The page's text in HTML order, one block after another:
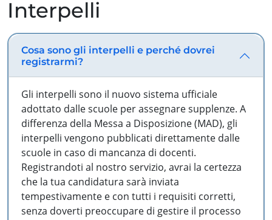
Interpelli
Cosa sono gli interpelli e perché dovrei
registrarmi?
Gli interpelli sono il nuovo sistema ufficiale
adottato dalle scuole per assegnare supplenze. A
differenza della Messa a Disposizione (MAD), gli
interpelli vengono pubblicati direttamente dalle
scuole in caso di mancanza di docenti.
Registrandoti al nostro servizio, avrai la certezza
che la tua candidatura sarà inviata
tempestivamente e con tutti i requisiti corretti,
senza doverti preoccupare di gestire il processo